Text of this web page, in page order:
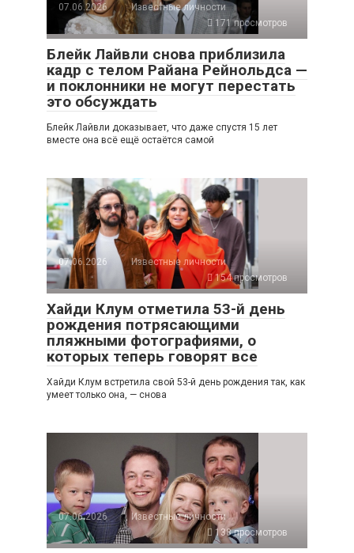
07.06.2026
Известные личности
171 просмотров
Блейк Лайвли снова приблизила
кадр с телом Райана Рейнольдса —
и поклонники не могут перестать
это обсуждать
Блейк Лайвли доказывает, что даже спустя 15 лет
вместе она всё ещё остаётся самой
07.06.2026
Известные личности
154 просмотров
Хайди Клум отметила 53-й день
рождения потрясающими
пляжными фотографиями, о
которых теперь говорят все
Хайди Клум встретила свой 53-й день рождения так, как
умеет только она, — снова
07.06.2026
Известные личности
138 просмотров